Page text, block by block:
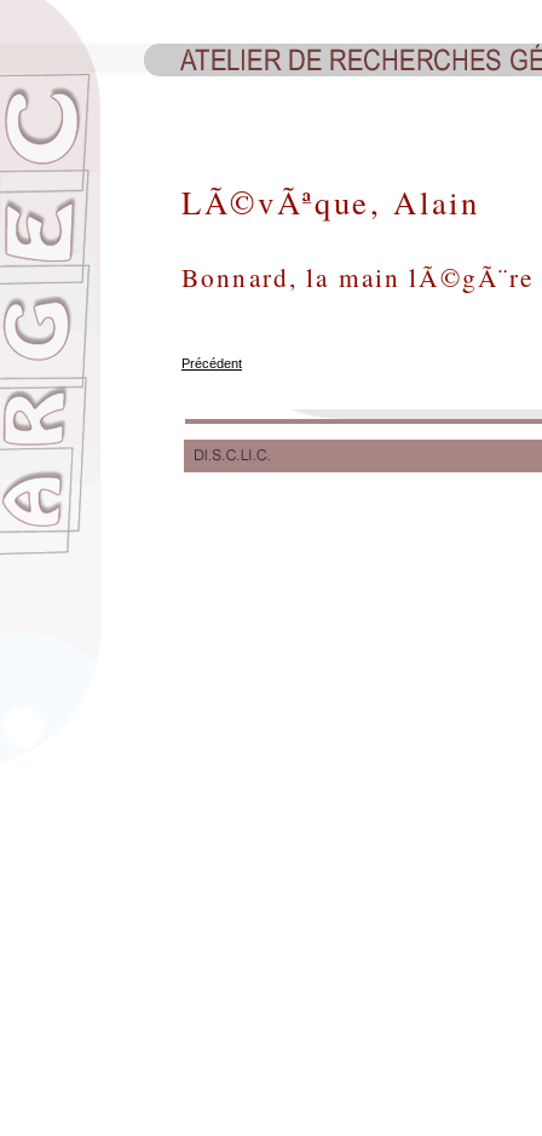
LÃ©vÃªque, Alain
Bonnard, la main lÃ©gÃ¨re
Précédent